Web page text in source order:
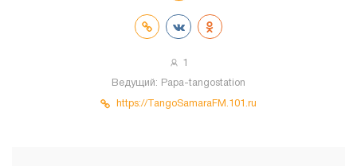
1
Ведущий: Papa-tangostation
https://TangoSamaraFM.101.ru